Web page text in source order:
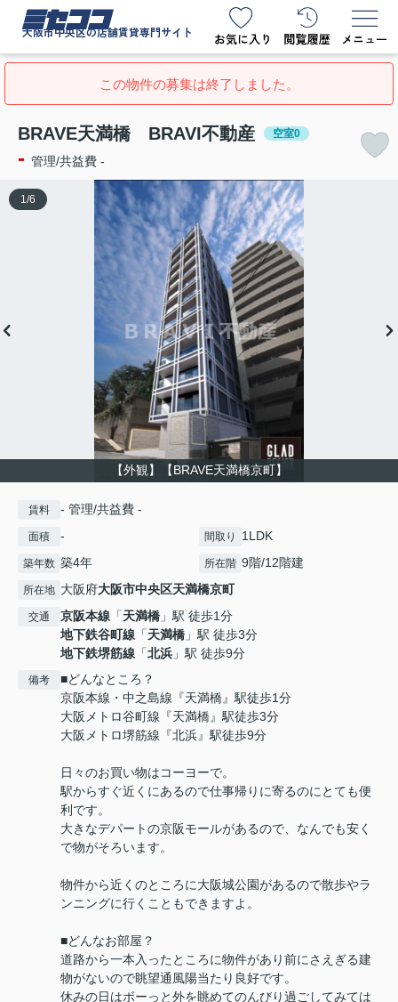
ミセココ
大阪市中央区の店舗賃貸専門サイト
この物件の募集は終了しました。
BRAVE天満橋 BRAVI不動産 空室0
- 管理/共益費 -
【外観】【BRAVE天満橋京町】
1 /6
賃料 - 管理/共益費 -
面積 - 間取り 1LDK
築年数 築4年 所在階 9階/12階建
所在地 大阪府大阪市中央区天満橋京町
交通 京阪本線 「天満橋 」駅 徒歩1分
地下鉄谷町線 「天満橋 」駅 徒歩3分
地下鉄堺筋線 「北浜 」駅 徒歩9分
備考
■どんなところ？
京阪本線・中之島線『天満橋』駅徒歩1分
大阪メトロ谷町線『天満橋』駅徒歩3分
大阪メトロ堺筋線『北浜』駅徒歩9分
日々のお買い物はコーヨーで。
駅からすぐ近くにあるので仕事帰りに寄るのにとても便
利です。
大きなデパートの京阪モールがあるので、なんでも安く
で物がそろいます。
物件から近くのところに大阪城公園があるので散歩やラ
ンニングに行くこともできますよ。
■どんなお部屋？
道路から一本入ったところに物件があり前にさえぎる建
物がないので眺望通風陽当たり良好です。
休みの日はボーっと外を眺めてのんびり過ごしてみては